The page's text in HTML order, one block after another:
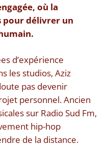
où la
pour délivrer un
d’expérience
les studios, Aziz
pas devenir
personnel. Ancien
sur Radio Sud Fm,
hip-hop
de la distance.